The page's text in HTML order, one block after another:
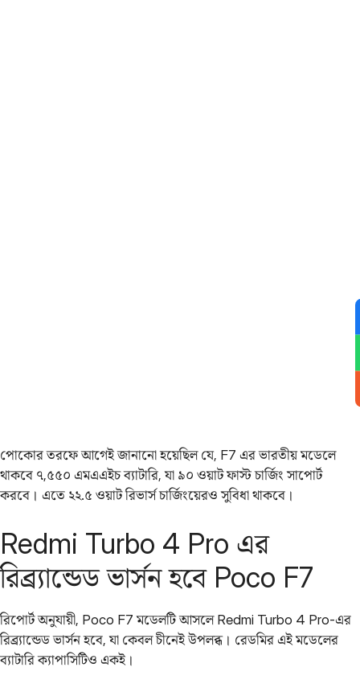
পোকোর তরফে আগেই জানানো হয়েছিল যে, F7 এর ভারতীয় মডেলে
থাকবে ৭,৫৫০ এমএএইচ ব্যাটারি, যা ৯০ ওয়াট ফাস্ট চার্জিং সাপোর্ট
করবে। এতে ২২.৫ ওয়াট রিভার্স চার্জিংয়েরও সুবিধা থাকবে।
Redmi Turbo 4 Pro এর
রিব্র্যান্ডেড ভার্সন হবে Poco F7
রিপোর্ট অনুযায়ী, Poco F7 মডেলটি আসলে Redmi Turbo 4 Pro-এর
রিব্র্যান্ডেড ভার্সন হবে, যা কেবল চীনেই উপলব্ধ। রেডমির এই মডেলের
ব্যাটারি ক্যাপাসিটিও একই।